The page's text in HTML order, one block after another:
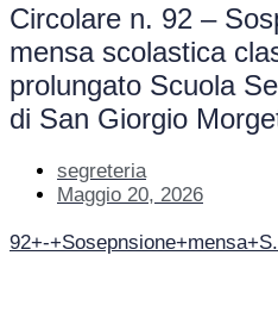
Circolare n. 92 –
mensa scolastica
prolungato Scuola
di San Giorgio
segreteria
Maggio 20, 2026
92+-